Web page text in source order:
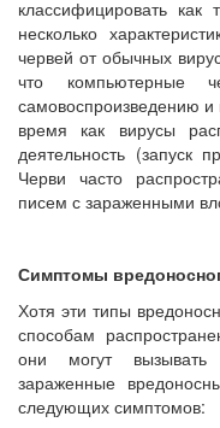
классифицировать
несколько
червей от обычных
что компьютерные
самовоспроизведению
время как вирусы
деятельность (запуск
Черви часто
писем с зараженными
Симптомы
Хотя эти типы
способам
они могут
зараженные
следующих симптомов: